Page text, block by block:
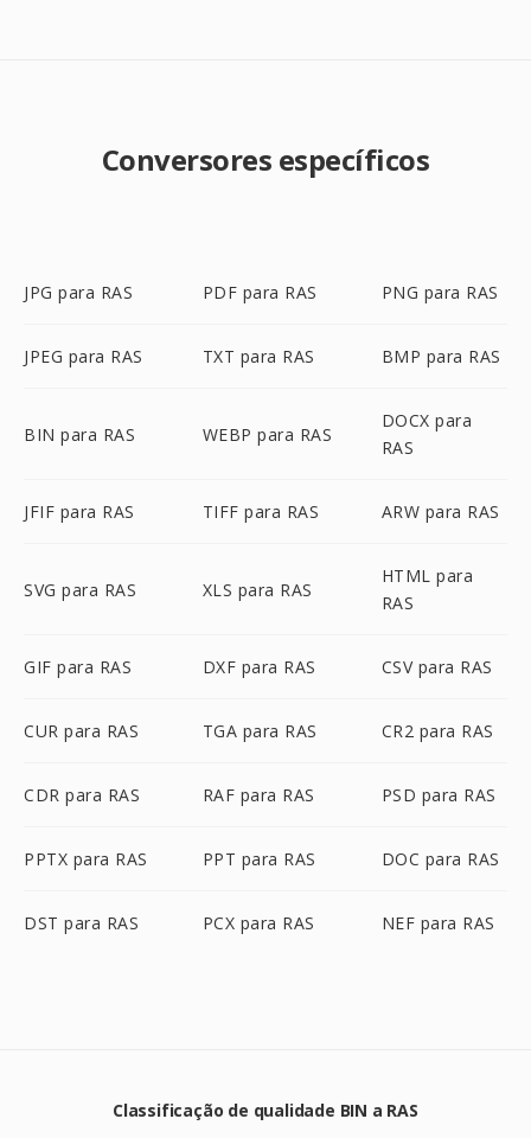
Conversores específicos
JPG para RAS PDF para RAS PNG para RAS
JPEG para RAS TXT para RAS BMP para RAS
BIN para RAS WEBP para RAS
DOCX para
RAS
JFIF para RAS TIFF para RAS ARW para RAS
SVG para RAS XLS para RAS
HTML para
RAS
GIF para RAS DXF para RAS CSV para RAS
CUR para RAS TGA para RAS CR2 para RAS
CDR para RAS RAF para RAS PSD para RAS
PPTX para RAS PPT para RAS DOC para RAS
DST para RAS PCX para RAS NEF para RAS
Classificação de qualidade BIN a RAS